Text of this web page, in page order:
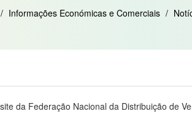
/ Informações Económicas e Comerciais /
da Federação Nacional da Distribuição de